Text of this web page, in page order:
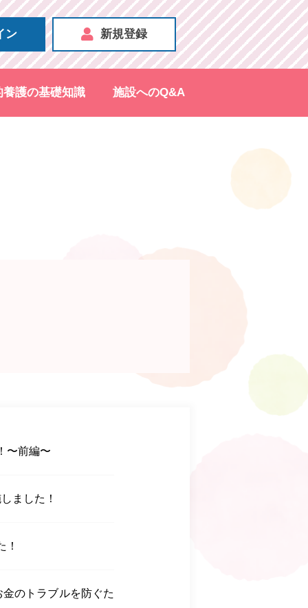
ン 新規登録
養護の基礎知識 施設へのQ&A
〜前編〜
ました！
！
のトラブルを防ぐた